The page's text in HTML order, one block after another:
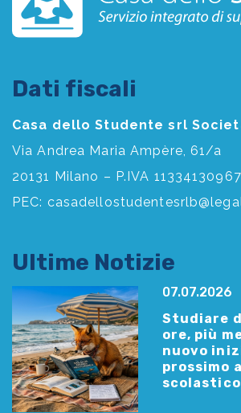
Dati fiscali
Casa dello Studente srl
Via Andrea Maria Ampère, 61/a
20131 Milano – P.IVA 11334130967
PEC:
Ultime Notizie
07.07.2026
Studiare
ore, più
nuovo
prossimo
scolastico